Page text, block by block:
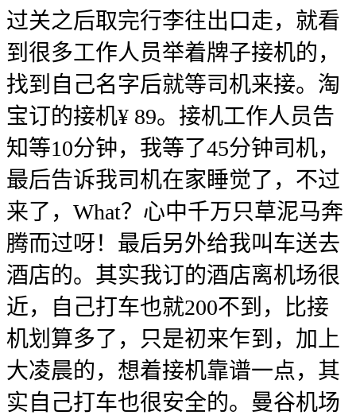
过关之后取完行李往出口走，就看
到很多工作人员举着牌子接机的，
找到自己名字后就等司机来接。淘
宝订的接机¥ 89。接机工作人员告
知等10分钟，我等了45分钟司机，
最后告诉我司机在家睡觉了，不过
来了，What？心中千万只草泥马奔
腾而过呀！最后另外给我叫车送去
酒店的。其实我订的酒店离机场很
近，自己打车也就200不到，比接
机划算多了，只是初来乍到，加上
大凌晨的，想着接机靠谱一点，其
实自己打车也很安全的。曼谷机场